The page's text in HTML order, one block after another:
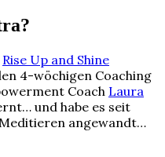
Rise Up and Shine
4-wöchigen Coaching
Coach Laura
und habe es seit
angewandt…